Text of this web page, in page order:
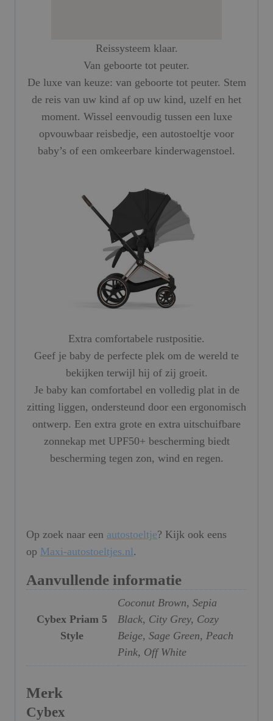
Reissysteem klaar.
Van geboorte tot peuter.
De luxe van keuze: van geboorte tot peuter. Stem
de reis van uw kind af op uw kind, uzelf en het
moment. Wissel eenvoudig tussen een luxe
opvouwbaar reisbedje, een autostoeltje voor
baby’s of een omkeerbare kinderwagenstoel.
Extra comfortabele rustpositie.
Geef je baby de perfecte plek om de wereld te
bekijken terwijl hij of zij groeit.
Je baby kan comfortabel en volledig plat in de
zitting liggen, ondersteund door een ergonomisch
ontwerp. Een extra grote en extra uitschuifbare
zonnekap met UPF50+ bescherming biedt
bescherming tegen zon, wind en regen.
Op zoek naar een autostoeltje? Kijk ook eens
op Maxi-autostoeltjes.nl.
Aanvullende informatie
Cybex Priam 5
Style
Coconut Brown, Sepia
Black, City Grey, Cozy
Beige, Sage Green, Peach
Pink, Off White
Merk
Cybex